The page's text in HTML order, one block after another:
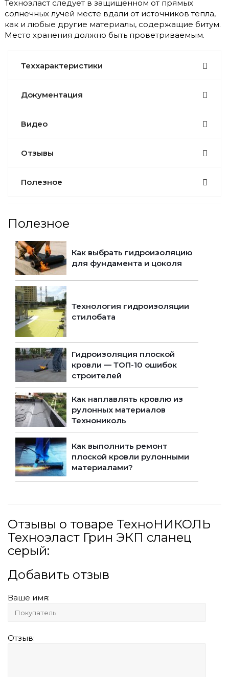
Техноэласт следует в защищенном от прямых
солнечных лучей месте вдали от источников тепла,
как и любые другие материалы, содержащие битум.
Место хранения должно быть проветриваемым.
Теххарактеристики
Документация
Видео
Отзывы
Полезное
Полезное
Как выбрать гидроизоляцию
для фундамента и цоколя
Технология гидроизоляции
стилобата
Гидроизоляция плоской
кровли — ТОП-10 ошибок
строителей
Как наплавлять кровлю из
рулонных материалов
Технониколь
Как выполнить ремонт
плоской кровли рулонными
материалами?
Отзывы о товаре ТехноНИКОЛЬ
Техноэласт Грин ЭКП сланец
серый:
Добавить отзыв
Ваше имя:
Отзыв: